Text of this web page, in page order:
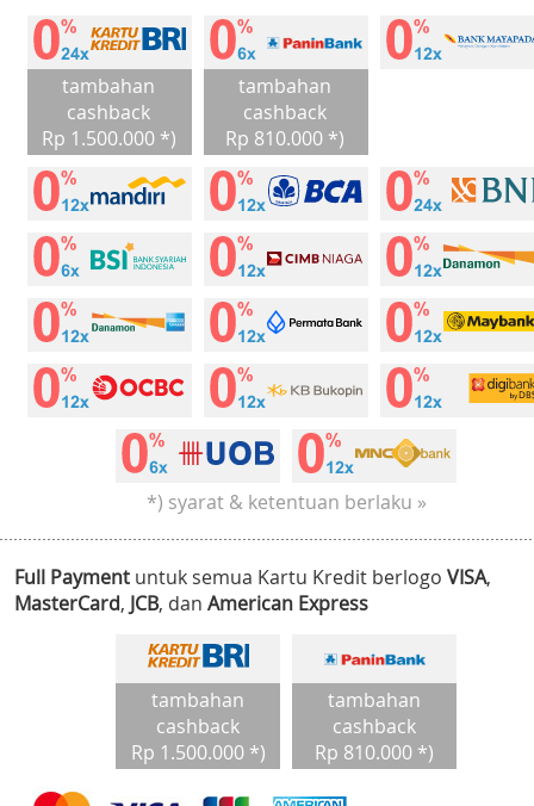
tambahan
cashback
Rp 1.500.000 *)
tambahan
cashback
Rp 810.000 *)
*) syarat & ketentuan berlaku »
Full Payment untuk semua Kartu Kredit berlogo VISA,
MasterCard, JCB, dan American Express
tambahan
cashback
Rp 1.500.000 *)
tambahan
cashback
Rp 810.000 *)